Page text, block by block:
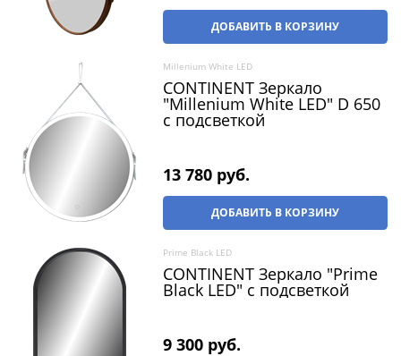
ДОБАВИТЬ В КОРЗИНУ
Millenium White LED
CONTINENT Зеркало
"Millenium White LED" D 650
c подсветкой
13 780 руб.
ДОБАВИТЬ В КОРЗИНУ
Prime Black LED
CONTINENT Зеркало "Prime
Black LED" c подсветкой
9 300 руб.